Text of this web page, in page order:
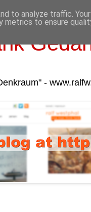
-
to analyze traffic.
metrics to ensure